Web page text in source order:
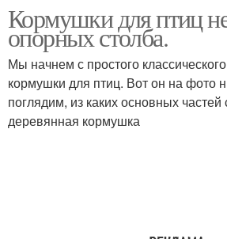
Кормушки для птиц
опорных столба.
Мы начнем с простого
кормушки для птиц. Вот он на фото
поглядим, из каких основных частей
деревянная кормушка